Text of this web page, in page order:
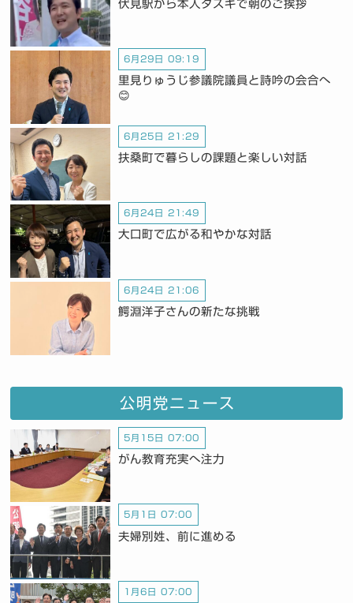
伏見駅から本人タスキで朝のご挨拶
6月29日 09:19
里見りゅうじ参議院議員と詩吟の会合へ
😊
6月25日 21:29
扶桑町で暮らしの課題と楽しい対話
6月24日 21:49
大口町で広がる和やかな対話
6月24日 21:06
鰐淵洋子さんの新たな挑戦
公明党ニュース
5月15日 07:00
がん教育充実へ注力
5月1日 07:00
夫婦別姓、前に進める
1月6日 07:00